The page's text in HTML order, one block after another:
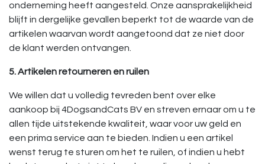
onderneming heeft aangesteld. Onze aansprakelijkheid
blijft in dergelijke gevallen beperkt tot de waarde van de
artikelen waarvan wordt aangetoond dat ze niet door
de klant werden ontvangen.
5. Artikelen retourneren en ruilen
We willen dat u volledig tevreden bent over elke
aankoop bij 4DogsandCats BV en streven ernaar om u te
allen tijde uitstekende kwaliteit, waar voor uw geld en
een prima service aan te bieden. Indien u een artikel
wenst terug te sturen om het te ruilen, of indien u hebt